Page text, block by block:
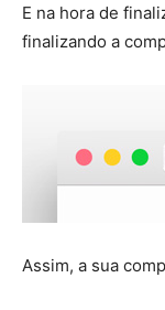
E na hora de
finalizando a
Assim, a sua